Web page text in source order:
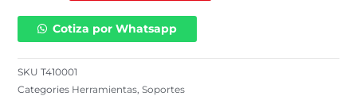
TN
cantidad
Cotiza por Whatsapp
SKUT410001
Categories Herramientas,Soportes